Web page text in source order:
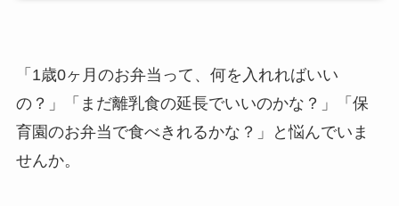
「1歳0ヶ月のお弁当って、何を入れればいい
の？」「まだ離乳食の延長でいいのかな？」「保
育園のお弁当で食べきれるかな？」と悩んでいま
せんか。